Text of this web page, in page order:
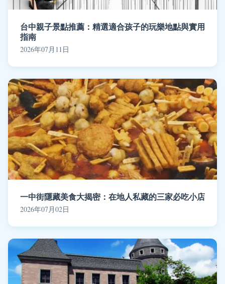
台中親子景點推薦：精選適合孩子的玩樂地點與實用
指南
2026年07月11日
一中街隱藏美食大揭密：在地人私藏的三家必吃小店
2026年07月02日